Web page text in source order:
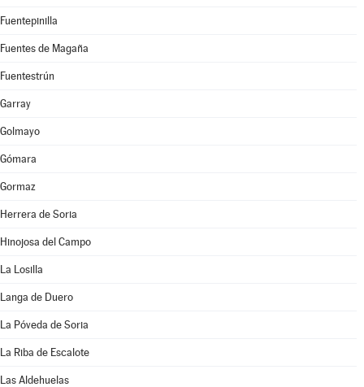
Fuentepinilla
Fuentes de Magaña
Fuentestrún
Garray
Golmayo
Gómara
Gormaz
Herrera de Soria
Hinojosa del Campo
La Losilla
Langa de Duero
La Póveda de Soria
La Riba de Escalote
Las Aldehuelas